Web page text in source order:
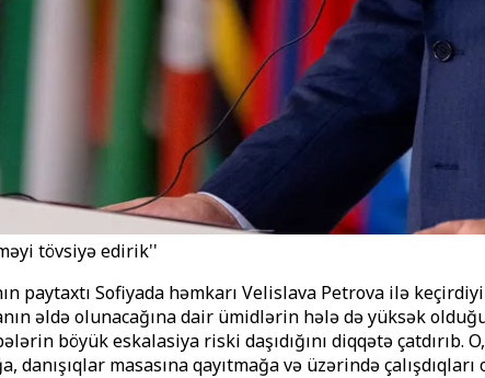
tövsiyə edirik''
paytaxtı Sofiyada həmkarı Velislava Petrova ilə
əldə olunacağına dair ümidlərin hələ də yüksək
böyük eskalasiya riski daşıdığını diqqətə
masasına qayıtmağa və üzərində